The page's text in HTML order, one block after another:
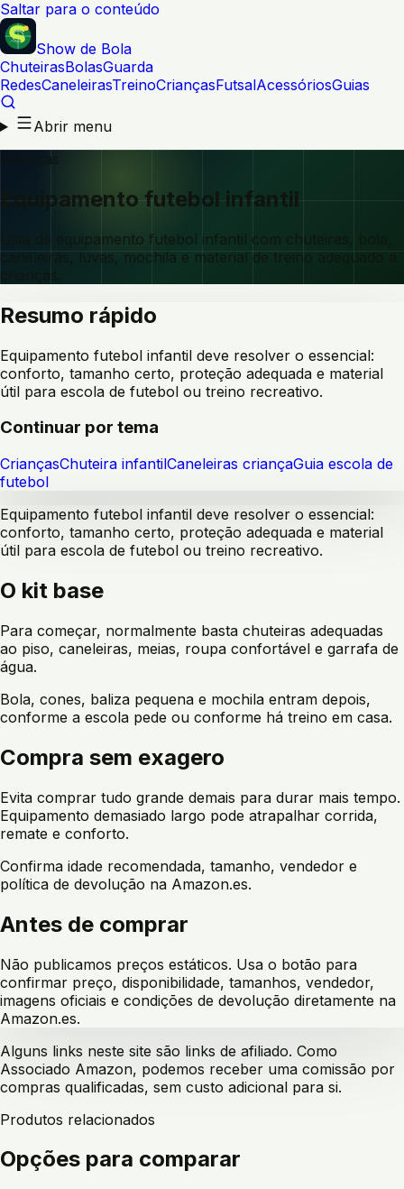
Saltar para o conteúdo
Show de Bola
ChuteirasBolasGuarda
RedesCaneleirasTreinoCriançasFutsalAcessóriosGuias
Abrir menu
Crianças
Equipamento futebol infantil
Lista de equipamento futebol infantil com chuteiras, bola,
caneleiras, luvas, mochila e material de treino adequado a
Resumo rápido
Equipamento futebol infantil deve resolver o essencial:
conforto, tamanho certo, proteção adequada e material
útil para escola de futebol ou treino recreativo.
Continuar por tema
CriançasChuteira infantilCaneleiras criançaGuia escola de
futebol
Equipamento futebol infantil deve resolver o essencial:
conforto, tamanho certo, proteção adequada e material
útil para escola de futebol ou treino recreativo.
O kit base
Para começar, normalmente basta chuteiras adequadas
ao piso, caneleiras, meias, roupa confortável e garrafa de
água.
Bola, cones, baliza pequena e mochila entram depois,
conforme a escola pede ou conforme há treino em casa.
Compra sem exagero
Evita comprar tudo grande demais para durar mais tempo.
Equipamento demasiado largo pode atrapalhar corrida,
remate e conforto.
Confirma idade recomendada, tamanho, vendedor e
política de devolução na Amazon.es.
Antes de comprar
Não publicamos preços estáticos. Usa o botão para
confirmar preço, disponibilidade, tamanhos, vendedor,
imagens oficiais e condições de devolução diretamente na
Amazon.es.
Alguns links neste site são links de afiliado. Como
Associado Amazon, podemos receber uma comissão por
compras qualificadas, sem custo adicional para si.
Produtos relacionados
Opções para comparar